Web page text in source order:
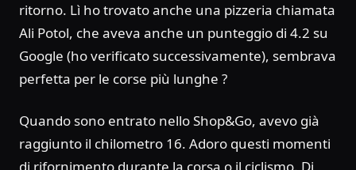
ritorno. Lì ho trovato anche una pizzeria chiamata
Ali Potol, che aveva anche un punteggio di 4.2 su
Google (ho verificato successivamente), sembrava
perfetta per le corse più lunghe ?
Quando sono entrato nello Shop&Go, avevo già
raggiunto il chilometro 16. Adoro questi momenti